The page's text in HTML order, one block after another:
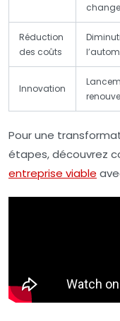
Réduction
des coûts
Innovation
Pour une
étapes, découvrez
entreprise viable